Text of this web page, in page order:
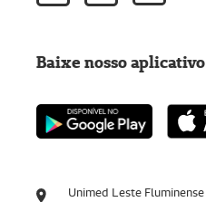
Unimed Leste Fluminense
Baixe nosso aplicativo